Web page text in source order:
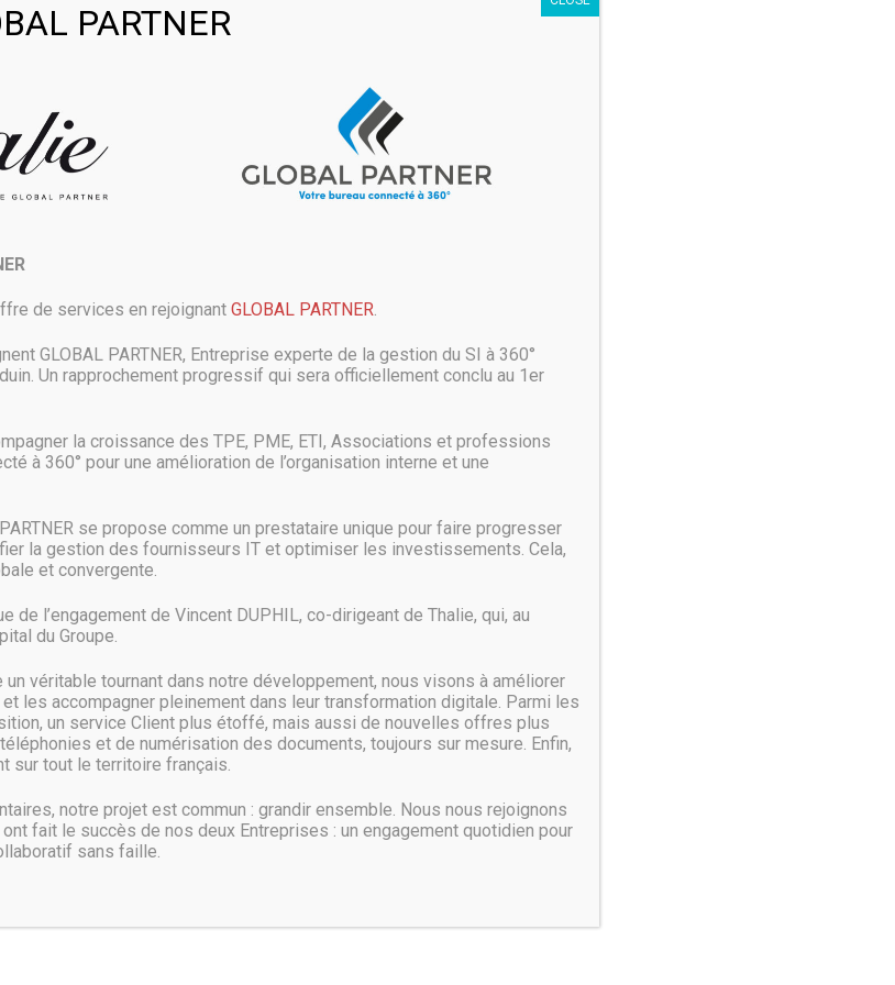
d’ingénierie informatique, a choisi nos #serveursdédiés pour
sécurisées, performantes, flexibles et hautement disponibles.
Tous nos serveurs bénéficient de composants de dernière génération. Chaque machine est conçue et
secondes.
Contactez-nous :
PARTNER
de services en rejoignant GLOBAL PARTNER.
GLOBAL PARTNER, Entreprise experte de la gestion du SI à 360°
Un rapprochement progressif qui sera officiellement conclu au 1er
la croissance des TPE, PME, ETI, Associations et professions
à 360° pour une amélioration de l’organisation interne et une
se propose comme un prestataire unique pour faire progresser
la gestion des fournisseurs IT et optimiser les investissements. Cela,
et convergente.
l’engagement de Vincent DUPHIL, co-dirigeant de Thalie, qui, au
du Groupe.
véritable tournant dans notre développement, nous visons à améliorer
les accompagner pleinement dans leur transformation digitale. Parmi les
un service Client plus étoffé, mais aussi de nouvelles offres plus
et de numérisation des documents, toujours sur mesure. Enfin,
sur tout le territoire français.
notre projet est commun : grandir ensemble. Nous nous rejoignons
fait le succès de nos deux Entreprises : un engagement quotidien pour
sans faille.